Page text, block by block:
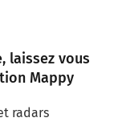
laissez vous
Mappy
radars